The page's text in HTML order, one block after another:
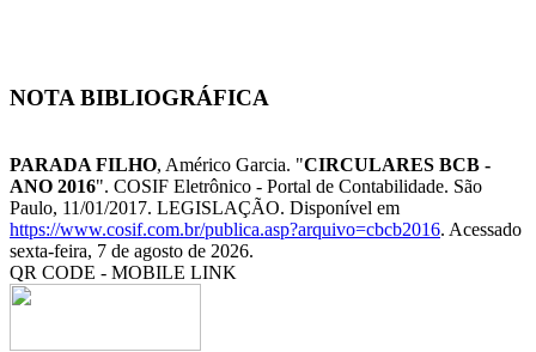
NOTA BIBLIOGRÁFICA
PARADA FILHO, Américo Garcia. "CIRCULARES BCB -
ANO 2016". COSIF Eletrônico - Portal de Contabilidade. São
Paulo, 11/01/2017. LEGISLAÇÃO. Disponível em
https://www.cosif.com.br/publica.asp?arquivo=cbcb2016. Acessado
sexta-feira, 7 de agosto de 2026.
QR CODE - MOBILE LINK